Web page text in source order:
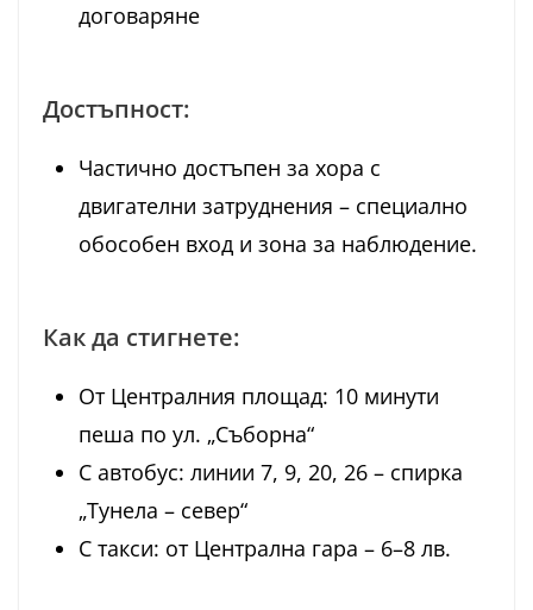
договаряне
Достъпност:
Частично достъпен за хора с
двигателни затруднения – специално
обособен вход и зона за наблюдение.
Как да стигнете:
От Централния площад: 10 минути
пеша по ул. „Съборна“
С автобус: линии 7, 9, 20, 26 – спирка
„Тунела – север“
С такси: от Централна гара – 6–8 лв.